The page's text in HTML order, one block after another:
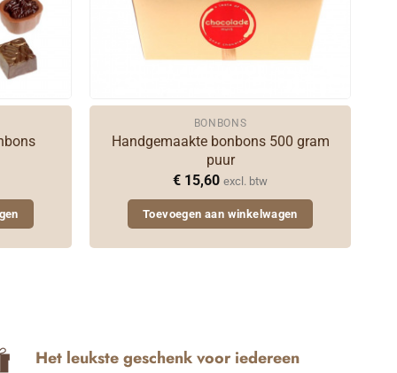
BONBONS
Handgemaakte bonbons 500 gram
puur
€ 15,60 excl. btw
Toevoegen aan winkelwagen
Het leukste geschenk voor iedereen